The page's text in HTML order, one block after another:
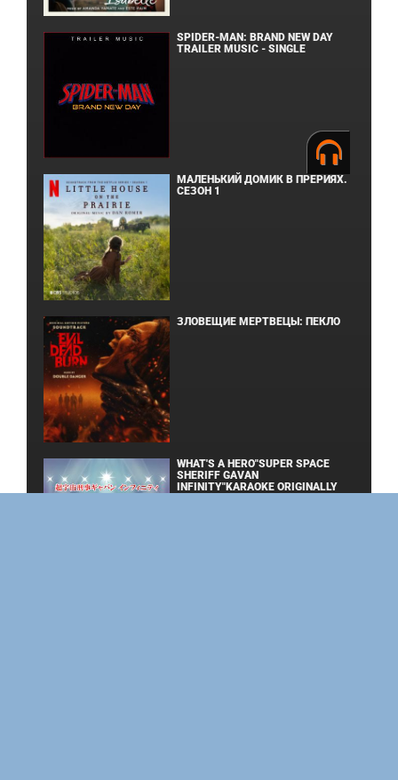
SPIDER-MAN: BRAND NEW DAY
TRAILER MUSIC - SINGLE
МАЛЕНЬКИЙ ДОМИК В ПРЕРИЯХ.
СЕЗОН 1
ЗЛОВЕЩИЕ МЕРТВЕЦЫ: ПЕКЛО
WHAT'S A HERO"SUPER SPACE
SHERIFF GAVAN
INFINITY"KARAOKE ORIGINALLY